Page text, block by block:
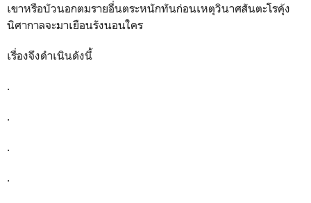
เขาหรือบัวนอกตมรายอื่นตระหนักทันก่อนเหตุวินาศสันตะโรคุ้ง
นิศากาลจะมาเยือนรังนอนใคร
เรื่องจึงดำเนินดังนี้
.
.
.
.